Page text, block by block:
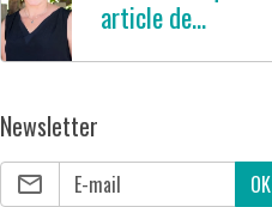
article de
Newsletter
OK